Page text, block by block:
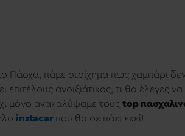
Πάσχα, πάμε στοίχημα πως χαμπάρι
επιτέλους ανοιξιάτικος, τι θα έλεγες
μόνο ανακαλύψαμε τους top
instacar που θα σε πάει εκεί!